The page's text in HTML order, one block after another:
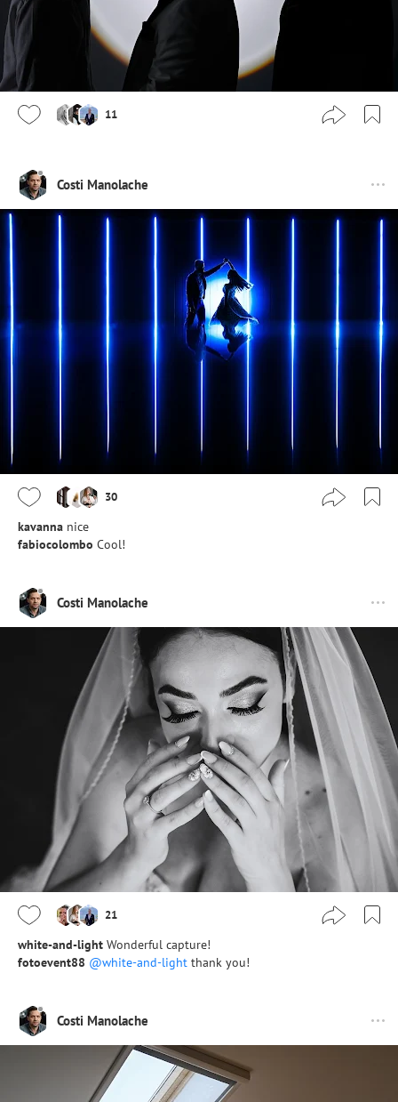
11
Costi Manolache
30
kavanna nice
fabiocolombo Cool!
Costi Manolache
21
white-and-light Wonderful capture!
fotoevent88 @white-and-light thank you!
Costi Manolache